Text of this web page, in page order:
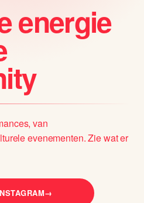
energie
van
evenementen. Zie wat er
→